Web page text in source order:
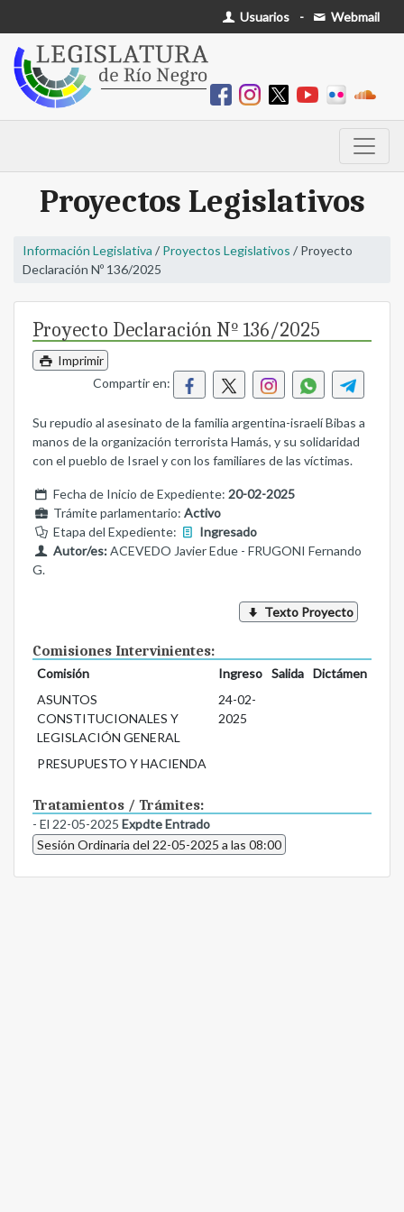
Usuarios - Webmail
Proyectos Legislativos
Información Legislativa / Proyectos Legislativos / Proyecto
Declaración Nº 136/2025
Proyecto Declaración Nº 136/2025
Imprimir
Compartir en:
Su repudio al asesinato de la familia argentina-israelí Bibas a
manos de la organización terrorista Hamás, y su solidaridad
con el pueblo de Israel y con los familiares de las víctimas.
Fecha de Inicio de Expediente: 20-02-2025
Trámite parlamentario: Activo
Etapa del Expediente:
Ingresado
Autor/es:ACEVEDO Javier Edue - FRUGONI Fernando
G.
Texto Proyecto
Comisiones Intervinientes:
Comisión Ingreso Salida
Dictámen
ASUNTOS
CONSTITUCIONALES Y
LEGISLACIÓN GENERAL
24-02-
2025
PRESUPUESTO Y HACIENDA
Tratamientos / Trámites:
- El 22-05-2025 Expdte Entrado
Sesión Ordinaria del 22-05-2025 a las 08:00